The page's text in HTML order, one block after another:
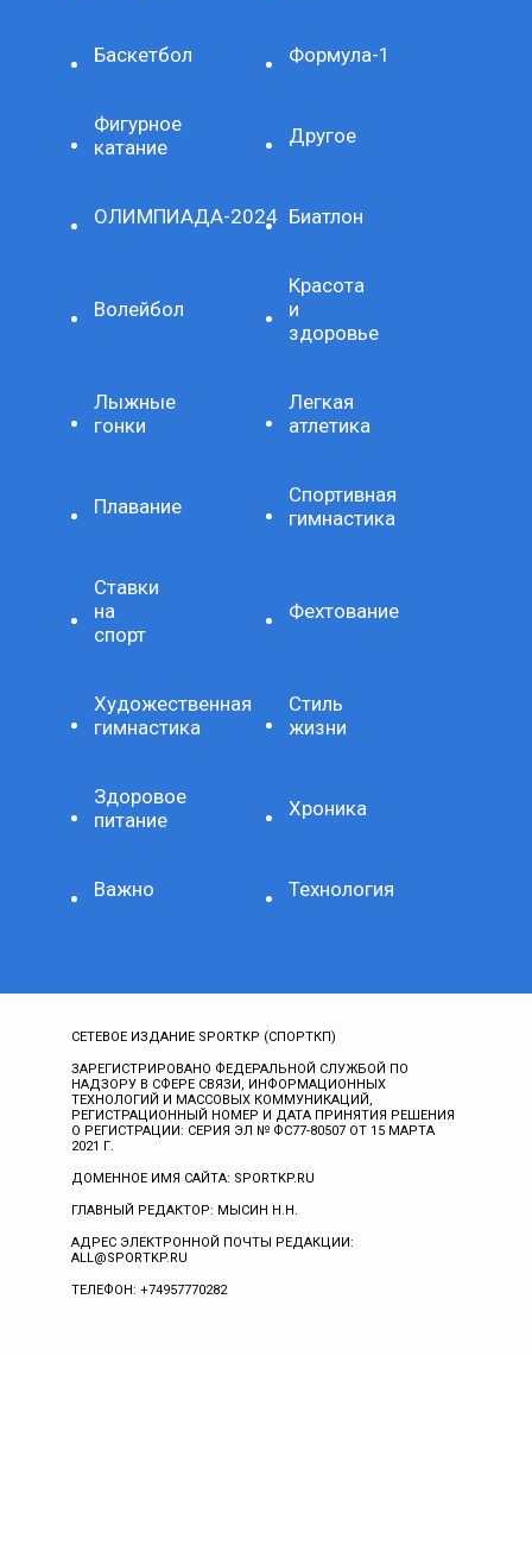
Баскетбол Формула-1
Фигурное
катание
Другое
ОЛИМПИАДА-2024 Биатлон
Волейбол
Красота
и
здоровье
Лыжные
гонки
Легкая
атлетика
Плавание
Спортивная
гимнастика
Ставки
на
спорт
Фехтование
Художественная
гимнастика
Стиль
жизни
Здоровое
питание
Хроника
Важно Технология
СЕТЕВОЕ ИЗДАНИЕ SPORTKP (СПОРТКП)
ЗАРЕГИСТРИРОВАНО ФЕДЕРАЛЬНОЙ СЛУЖБОЙ ПО
НАДЗОРУ В СФЕРЕ СВЯЗИ, ИНФОРМАЦИОННЫХ
ТЕХНОЛОГИЙ И МАССОВЫХ КОММУНИКАЦИЙ,
РЕГИСТРАЦИОННЫЙ НОМЕР И ДАТА ПРИНЯТИЯ РЕШЕНИЯ
О РЕГИСТРАЦИИ: СЕРИЯ ЭЛ № ФС77-80507 ОТ 15 МАРТА
2021 Г.
ДОМЕННОЕ ИМЯ САЙТА: SPORTKP.RU
ГЛАВНЫЙ РЕДАКТОР: МЫСИН Н.Н.
АДРЕС ЭЛЕКТРОННОЙ ПОЧТЫ РЕДАКЦИИ:
ALL@SPORTKP.RU
ТЕЛЕФОН: +74957770282